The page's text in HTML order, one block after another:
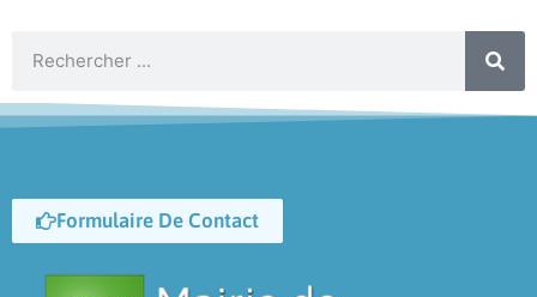
Formulaire De Contact